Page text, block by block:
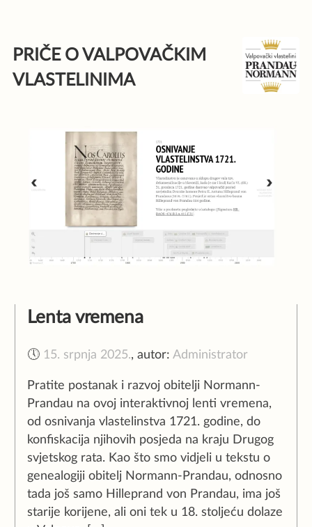
content
PRIČE O VALPOVAČKIM
VLASTELINIMA
Lenta vremena
🕔 15. srpnja 2025.,autor:Administrator
Pratite postanak i razvoj obitelji Normann-
Prandau na ovoj interaktivnoj lenti vremena,
od osnivanja vlastelinstva 1721. godine, do
konfiskacija njihovih posjeda na kraju Drugog
svjetskog rata. Kao što smo vidjeli u tekstu o
genealogiji obitelj Normann-Prandau, odnosno
tada još samo Hilleprand von Prandau, ima još
starije korijene, ali oni tek u 18. stoljeću dolaze